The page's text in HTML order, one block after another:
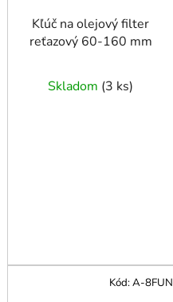
Kľúč na olejový filter
reťazový 60-160 mm
Skladom (3 ks)
Kód:A-8FUN